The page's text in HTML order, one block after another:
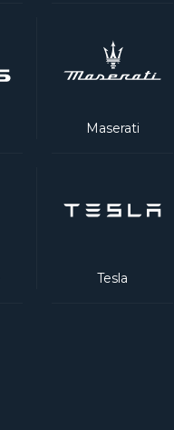
Tesla
Maserati